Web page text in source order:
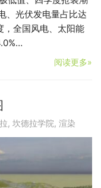
、光伏发电量占比达
，全国风电、太阳能
阅读更多»
, 坎德拉学院, 渲染